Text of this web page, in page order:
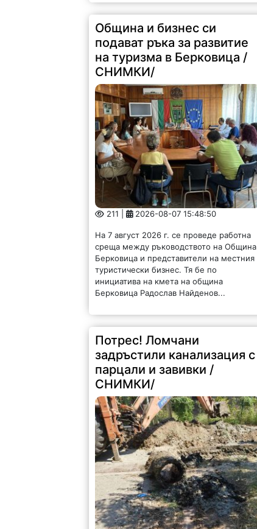
Община и бизнес си
подават ръка за развитие
на туризма в Берковица /
СНИМКИ/
211 | 2026-08-07 15:48:50
На 7 август 2026 г. се проведе работна
среща между ръководството на Община
Берковица и представители на местния
туристически бизнес. Тя бе по
инициатива на кмета на община
Берковица Радослав Найденов...
Потрес! Ломчани
задръстили канализация с
парцали и завивки /
СНИМКИ/